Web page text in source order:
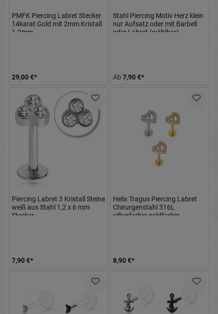
PMFK Piercing Labret Stecker
14karat Gold mit 2mm Kristall
1.2mm
29,00 €*
Stahl Piercing Motiv Herz klein
nur Aufsatz oder mit Barbell
oder Labret (wählbar)
Ab 7,90 €*
Piercing Labret 3 Kristall Steine
weiß aus Stahl 1,2 x 6 mm
Stecker
7,90 €*
Helix Tragus Piercing Labret
Chirurgenstahl 316L
silberfarbig goldfarbig
8,90 €*